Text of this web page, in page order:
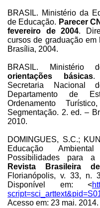
BRASIL. Ministério da
de Educação. Parecer
fevereiro de 2004.
cursos de graduação
Brasília, 2004.
BRASIL. Ministério
orientações básicas.
Secretaria Nacional
Departamento de
Ordenamento
Segmentação. 2. ed. –
2010.
DOMINGUES, S.C.;
Educação
Possibilidades para a
Revista Brasileira
Florianópolis, v. 33, n.
Disponível em: <
Acesso em: 23 mai. 2014.